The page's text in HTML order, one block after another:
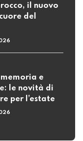
il nuovo
del
memoria e
le novità di
per l’estate